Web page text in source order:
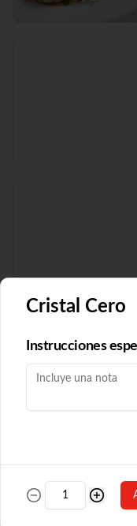
Cristal Cero
Instrucciones